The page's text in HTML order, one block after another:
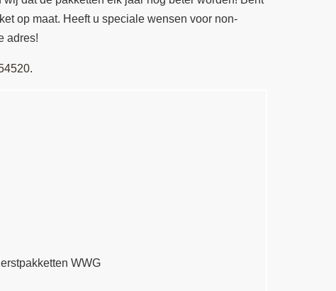
op maat. Heeft u speciale wensen voor non-
adres!